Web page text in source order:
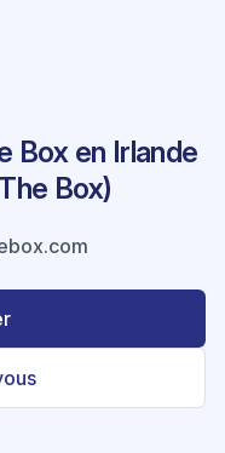
Box en Irlande
Box)